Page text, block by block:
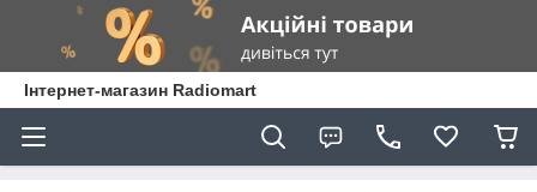
Інтернет-магазин Radiomart